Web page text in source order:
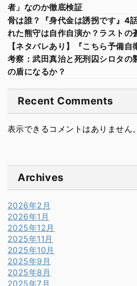
者」なのか徹底検証
骨は誰？『身代金は誘拐です』4
れた熊守は自作自演か？ラストの
【ネタバレあり】『こちら予備
考察：武田真治と死刑囚シロタの
の盾になるか？
Recent Comments
表示できるコメントはありません。
Archives
2026年2月
2026年1月
2025年12月
2025年11月
2025年10月
2025年9月
2025年8月
2025年7月